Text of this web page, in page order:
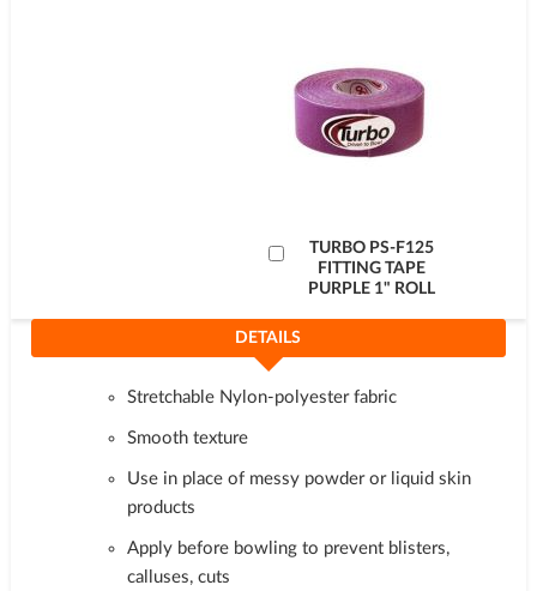
TURBO PS-F125
FITTING TAPE
PURPLE 1" ROLL
Læg
kurv
DETAILS
Stretchable Nylon-polyester fabric
Smooth texture
Use in place of messy powder or liquid skin
products
Apply before bowling to prevent blisters,
calluses, cuts